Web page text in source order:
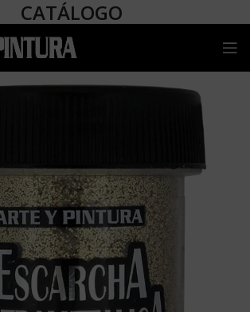
CATÁLOGO